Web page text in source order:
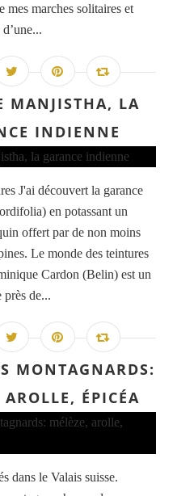
mes marches solitaires et
MANJISTHA, LA
INDIENNE
J'ai découvert la garance
en potassant un
offert par de non moins
Le monde des teintures
Cardon (Belin) est un
près de...
MONTAGNARDS:
AROLLE, ÉPICÉA
dans le Valais suisse.